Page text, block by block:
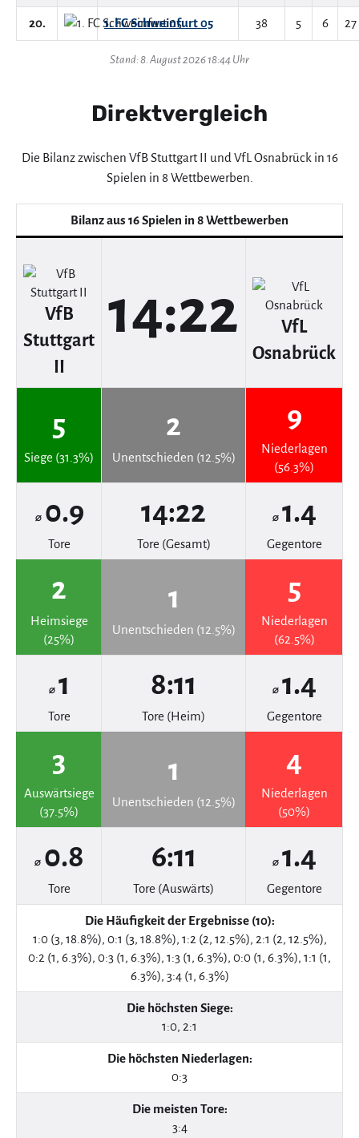
20. 1. FC Schweinfurt 05 38 5 6 27
Stand: 8. August 2026 18:44 Uhr
Direktvergleich
Die Bilanz zwischen VfB Stuttgart II und VfL Osnabrück in 16
Spielen in 8 Wettbewerben.
Bilanz aus 16 Spielen in 8 Wettbewerben
VfB
Stuttgart
II
14:22
VfL
Osnabrück
5
Siege (31.3%)
2
Unentschieden (12.5%)
9
Niederlagen
(56.3%)
⌀ 0.9
Tore
14:22
Tore (Gesamt)
⌀ 1.4
Gegentore
2
Heimsiege
(25%)
1
Unentschieden (12.5%)
5
Niederlagen
(62.5%)
⌀ 1
Tore
8:11
Tore (Heim)
⌀ 1.4
Gegentore
3
Auswärtsiege
(37.5%)
1
Unentschieden (12.5%)
4
Niederlagen
(50%)
⌀ 0.8
Tore
6:11
Tore (Auswärts)
⌀ 1.4
Gegentore
Die Häufigkeit der Ergebnisse (10):
1:0 (3, 18.8%), 0:1 (3, 18.8%), 1:2 (2, 12.5%), 2:1 (2, 12.5%),
0:2 (1, 6.3%), 0:3 (1, 6.3%), 1:3 (1, 6.3%), 0:0 (1, 6.3%), 1:1 (1,
6.3%), 3:4 (1, 6.3%)
Die höchsten Siege:
1:0, 2:1
Die höchsten Niederlagen:
0:3
Die meisten Tore:
3:4